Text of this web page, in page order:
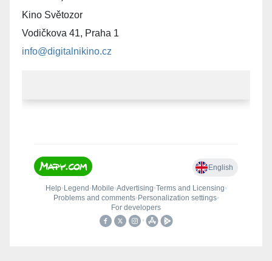
Kino Světozor
Vodičkova 41, Praha 1
info@digitalnikino.cz